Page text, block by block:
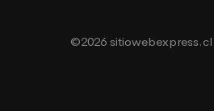
©2026 sitiowebexpress.cl